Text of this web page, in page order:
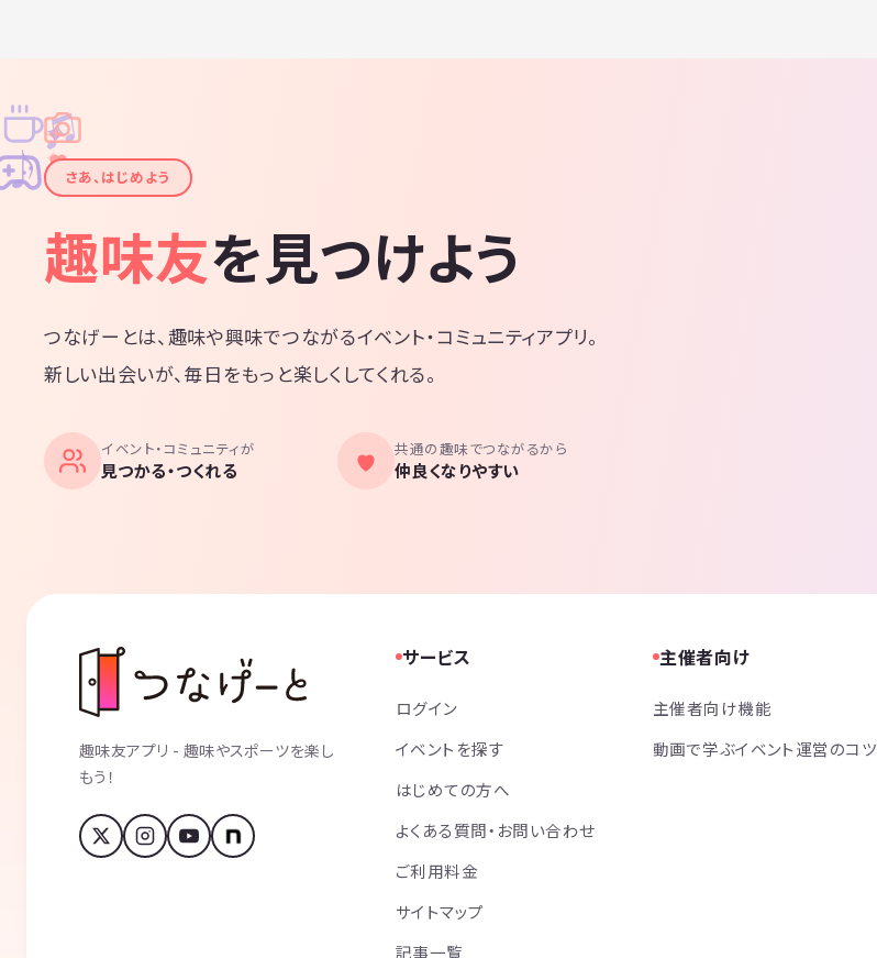
✦
✦
✧
✧
♪
♫
さあ、はじめよう
趣味友を見つけよう
つなげーとは、趣味や興味でつながるイベント・コミュニティアプリ。
新しい出会いが、毎日をもっと楽しくしてくれる。
イベント・コミュニティが
見つかる・つくれる
共通の趣味でつながるから
仲良くなりやすい
趣味友アプリ - 趣味やスポーツを楽し
もう！
サービス
ログイン
イベントを探す
はじめての方へ
よくある質問・お問い合わせ
ご利用料金
サイトマップ
記事一覧
主催者向け
主催者向け機能
動画で学ぶイベント運営のコツ